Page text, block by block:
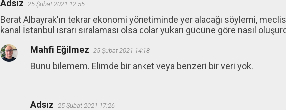
Adsız 25 Şubat 2021 12:55
Berat Albayrak'ın tekrar ekonomi yönetiminde yer alacağı söylemi,
kanal İstanbul ısrarı sıralaması olsa dolar yukarı gücüne göre nasıl
Mahfi Eğilmez
25 Şubat 2021 14:18
Bunu bilemem. Elimde bir anket veya benzeri bir veri yok.
Adsız 25 Şubat 2021 17:26